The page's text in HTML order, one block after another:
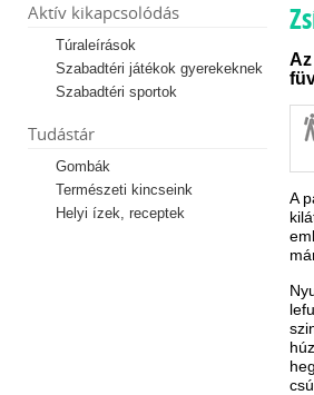
Aktív kikapcsolódás
Túraleírások
Szabadtéri játékok gyerekeknek
Szabadtéri sportok
Tudástár
Gombák
Természeti kincseink
Helyi ízek, receptek
A